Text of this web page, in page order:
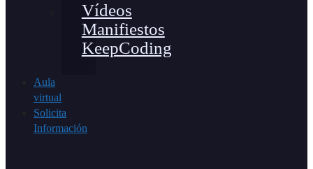
Vídeos
Manifiestos
KeepCoding
Aula
virtual
Solicita
Información